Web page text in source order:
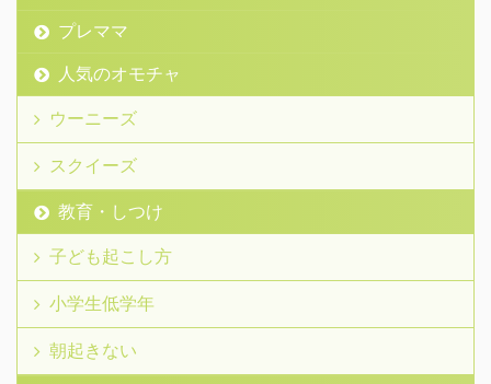
プレママ
人気のオモチャ
ウーニーズ
スクイーズ
教育・しつけ
子ども起こし方
小学生低学年
朝起きない